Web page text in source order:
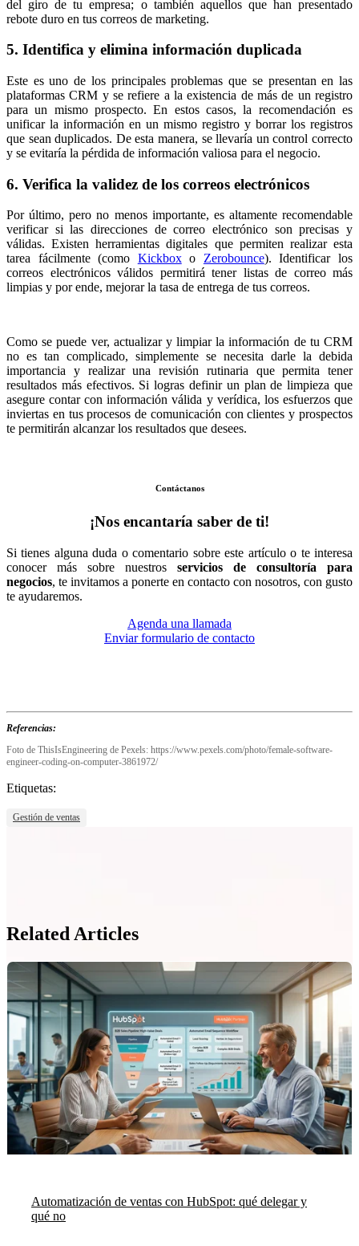
del giro de tu empresa; o también aquellos que han presentado
rebote duro en tus correos de marketing.
5. Identifica y elimina información duplicada
Este es uno de los principales problemas que se presentan en las
plataformas CRM y se refiere a la existencia de más de un registro
para un mismo prospecto. En estos casos, la recomendación es
unificar la información en un mismo registro y borrar los registros
que sean duplicados. De esta manera, se llevaría un control correcto
y se evitaría la pérdida de información valiosa para el negocio.
6. Verifica la validez de los correos electrónicos
Por último, pero no menos importante, es altamente recomendable
verificar si las direcciones de correo electrónico son precisas y
válidas. Existen herramientas digitales que permiten realizar esta
tarea fácilmente (como Kickboxo Zerobounce). Identificar los
correos electrónicos válidos permitirá tener listas de correo más
limpias y por ende, mejorar la tasa de entrega de tus correos.
Como se puede ver, actualizar y limpiar la información de tu CRM
no es tan complicado, simplemente se necesita darle la debida
importancia y realizar una revisión rutinaria que permita tener
resultados más efectivos. Si logras definir un plan de limpieza que
asegure contar con información válida y verídica, los esfuerzos que
inviertas en tus procesos de comunicación con clientes y prospectos
te permitirán alcanzar los resultados que desees.
Contáctanos
¡Nos encantaría saber de ti!
Si tienes alguna duda o comentario sobre este artículo o te interesa
conocer más sobre nuestros servicios de consultoría para
negocios, te invitamos a ponerte en contacto con nosotros, con gusto
te ayudaremos.
Agenda una llamada
Enviar formulario de contacto
Referencias:
Foto de ThisIsEngineering de Pexels: https://www.pexels.com/photo/female-software-
engineer-coding-on-computer-3861972/
Etiquetas:
Gestión de ventas
Related Articles
Automatización de ventas con HubSpot: qué delegar y
qué no